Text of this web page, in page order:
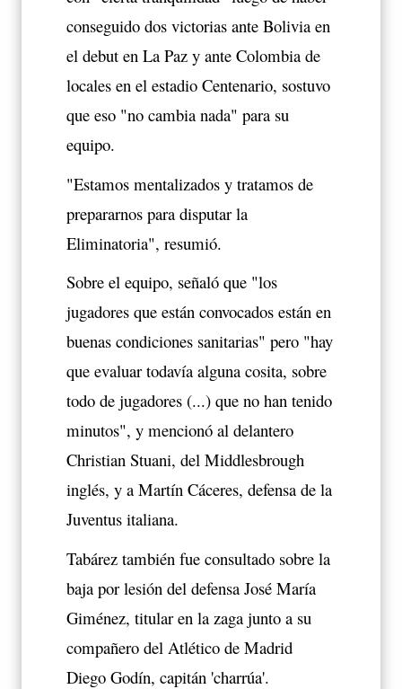
conseguido dos victorias ante Bolivia en
el debut en La Paz y ante Colombia de
locales en el estadio Centenario, sostuvo
que eso "no cambia nada" para su
equipo.
"Estamos mentalizados y tratamos de
prepararnos para disputar la
Eliminatoria", resumió.
Sobre el equipo, señaló que "los
jugadores que están convocados están en
buenas condiciones sanitarias" pero "hay
que evaluar todavía alguna cosita, sobre
todo de jugadores (...) que no han tenido
minutos", y mencionó al delantero
Christian Stuani, del Middlesbrough
inglés, y a Martín Cáceres, defensa de la
Juventus italiana.
Tabárez también fue consultado sobre la
baja por lesión del defensa José María
Giménez, titular en la zaga junto a su
compañero del Atlético de Madrid
Diego Godín, capitán 'charrúa'.